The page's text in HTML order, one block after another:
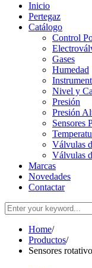
Inicio
Pertegaz
Catálogo
Control
Gases
Humedad
Nivel y
Presión
Presión
Sensores
Válvulas
Válvulas
Marcas
Novedades
Contactar
Home/
Productos/
Sensores